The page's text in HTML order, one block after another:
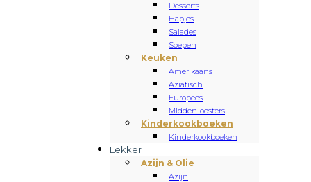
Desserts
Hapjes
Salades
Soepen
Keuken
Amerikaans
Aziatisch
Europees
Midden-oosters
Kinderkookboeken
Kinderkookboeken
Lekker
Azijn & Olie
Azijn